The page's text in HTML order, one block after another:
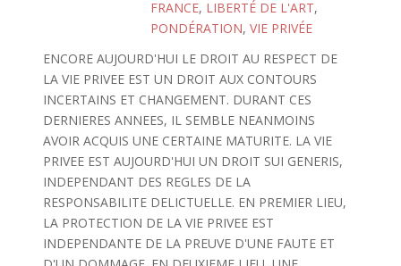
FRANCE, LIBERTÉ DE L'ART,
PONDÉRATION, VIE PRIVÉE
ENCORE AUJOURD'HUI LE DROIT AU RESPECT DE
LA VIE PRIVEE EST UN DROIT AUX CONTOURS
INCERTAINS ET CHANGEMENT. DURANT CES
DERNIERES ANNEES, IL SEMBLE NEANMOINS
AVOIR ACQUIS UNE CERTAINE MATURITE. LA VIE
PRIVEE EST AUJOURD'HUI UN DROIT SUI GENERIS,
INDEPENDANT DES REGLES DE LA
RESPONSABILITE DELICTUELLE. EN PREMIER LIEU,
LA PROTECTION DE LA VIE PRIVEE EST
INDEPENDANTE DE LA PREUVE D'UNE FAUTE ET